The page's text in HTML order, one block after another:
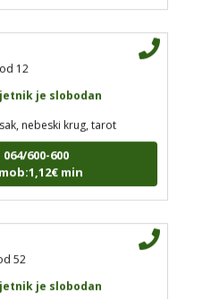
12
je slobodan
nebeski krug, tarot
600-600
min
52
je slobodan